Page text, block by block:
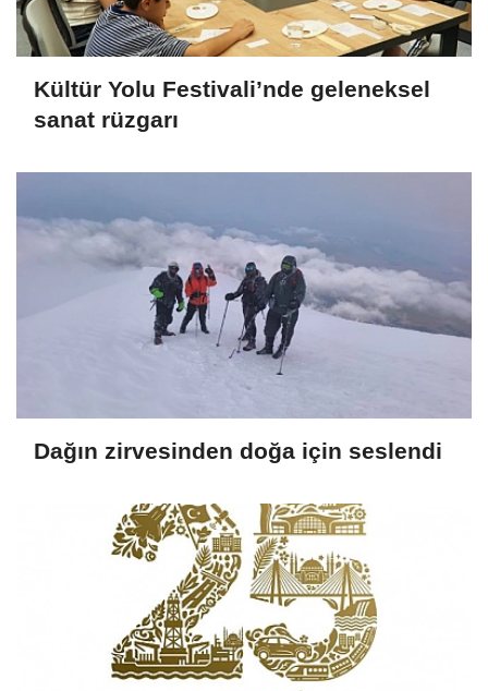
Kültür Yolu Festivali’nde geleneksel
sanat rüzgarı
Dağın zirvesinden doğa için seslendi